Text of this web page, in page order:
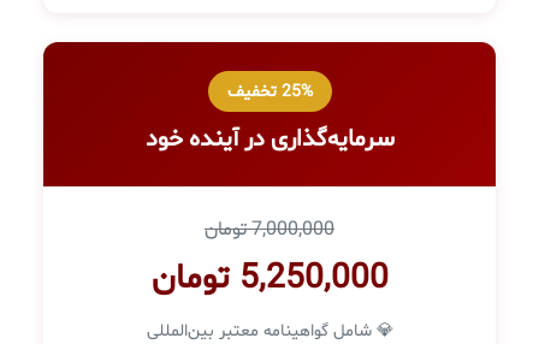
25% تخفیف
سرمایه‌گذاری در آینده خود
7,000,000 تومان
5,250,000 تومان
💎 شامل گواهینامه معتبر بین‌المللی